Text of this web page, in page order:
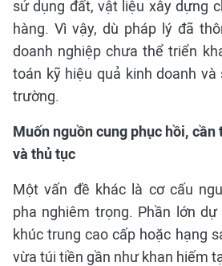
sử dụng đất, vật liệu xây dựng
hàng. Vì vậy, dù pháp lý đã
doanh nghiệp chưa thể triển
toán kỹ hiệu quả kinh doanh
trường.
Muốn nguồn cung phục hồi, cần
và thủ tục
Một vấn đề khác là cơ cấu
pha nghiêm trọng. Phần lớn
khúc trung cao cấp hoặc hạng
vừa túi tiền gần như khan hiếm